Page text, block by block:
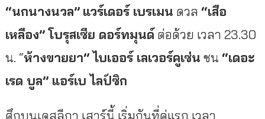
“นกนางนวล” แวร์เดอร์ เบรเมน ดวล “เสือ
เหลือง” โบรุสเซีย ดอร์ทมุนด์ต่อด้วย เวลา 23.30
น. “ห้างขายยา” ไบเออร์ เลเวอร์คูเซ่น ชน “เดอะ
เรด บูล”แอร์เบ ไลป์ซิก
ศึกบุนเดสลีกา เสาร์นี้ เริ่มกันที่คู่แรก เวลา